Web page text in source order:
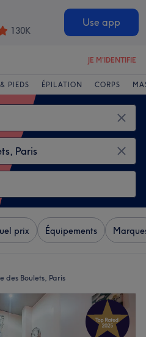
130K
Use app
JE M'IDENTIFIE
PIEDS ÉPILATION CORPS
prix Équipements
des Boulets, Paris